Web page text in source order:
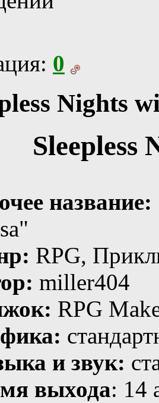
0
Nights
Sleepless
название:
RPG,
miller404
RPG
и звук:
выхода: 14